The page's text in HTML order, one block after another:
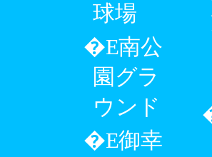
球場
南公
園グラ
ウンド
御幸